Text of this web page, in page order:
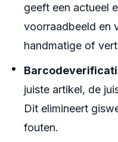
geeft een actueel
voorraadbeeld en
handmatige of
juiste artikel, de
Dit elimineert
fouten.